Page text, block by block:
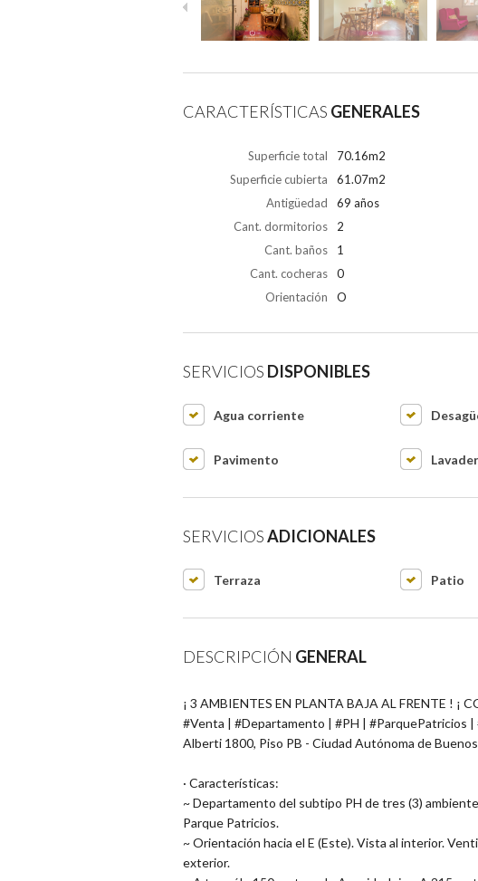
CARACTERÍSTICAS GENERALES
Superficie total 70.16m2
Superficie cubierta
61.07m2
Antigüedad
69 años
Cant. dormitorios
2
Cant. baños
1
Cant. cocheras
0
Orientación
O
SERVICIOS DISPONIBLES
Agua corriente
Pavimento
SERVICIOSADICIONALES
Terraza Patio
DESCRIPCIÓN GENERAL
¡ 3 AMBIENTES EN PLANTA BAJA AL FRENTE ! ¡
#Venta | #Departamento | #PH | #ParquePatricios
Alberti 1800, Piso PB - Ciudad Autónoma de
· Características:
~ Departamento del subtipo PH de tres (3)
Parque Patricios.
~ Orientación hacia el E (Este). Vista al interior.
exterior.